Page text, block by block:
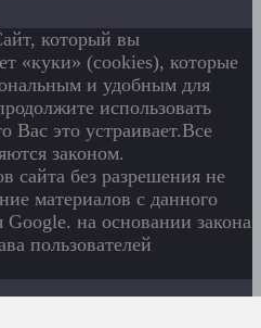
который вы
«куки» (cookies), которые
и удобным для
использовать
Вас это устраивает.Все
законом.
сайта без разрешения не
материалов с данного
на основании закона
пользователей